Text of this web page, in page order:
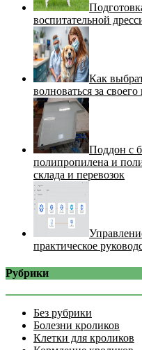
воспитательной
Как
волноваться за
Поддон с
полипропилена и
склада и перевозок
практическое
Рубрики
Без рубрики
Болезни кроликов
Клетки для кроликов